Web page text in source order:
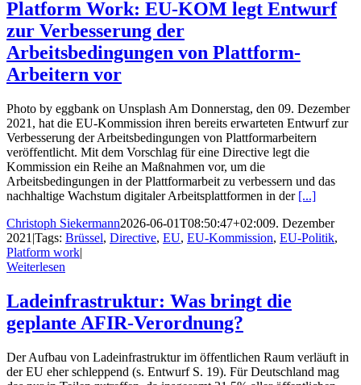
Platform Work: EU-KOM legt Entwurf
zur Verbesserung der
Arbeitsbedingungen von Plattform-
Arbeitern vor
Photo by eggbank on Unsplash Am Donnerstag, den 09. Dezember
2021, hat die EU-Kommission ihren bereits erwarteten Entwurf zur
Verbesserung der Arbeitsbedingungen von Plattformarbeitern
veröffentlicht. Mit dem Vorschlag für eine Directive legt die
Kommission ein Reihe an Maßnahmen vor, um die
Arbeitsbedingungen in der Plattformarbeit zu verbessern und das
nachhaltige Wachstum digitaler Arbeitsplattformen in der [...]
Christoph Siekermann2026-06-01T08:50:47+02:009. Dezember
2021 |Tags: Brüssel, Directive, EU, EU-Kommission, EU-Politik,
Platform work|
Weiterlesen
Ladeinfrastruktur: Was bringt die
geplante AFIR-Verordnung?
Der Aufbau von Ladeinfrastruktur im öffentlichen Raum verläuft in
der EU eher schleppend (s. Entwurf S. 19). Für Deutschland mag